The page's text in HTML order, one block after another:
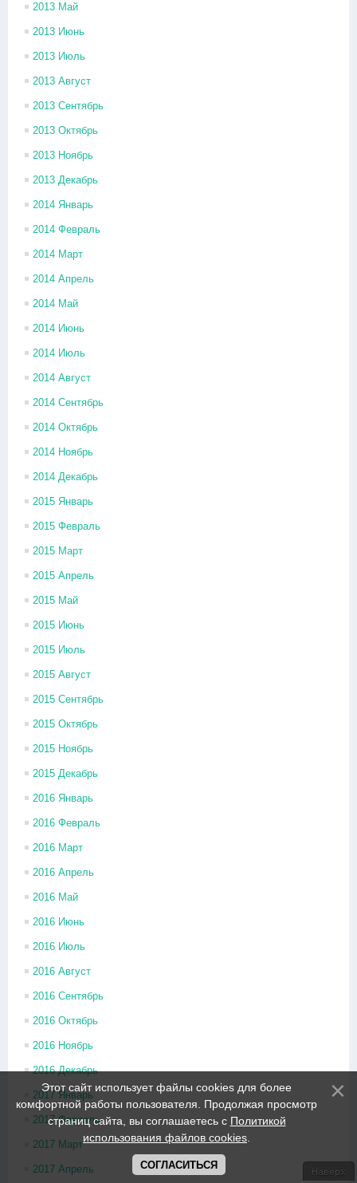
2013 Май
2013 Июнь
2013 Июль
2013 Август
2013 Сентябрь
2013 Октябрь
2013 Ноябрь
2013 Декабрь
2014 Январь
2014 Февраль
2014 Март
2014 Апрель
2014 Май
2014 Июнь
2014 Июль
2014 Август
2014 Сентябрь
2014 Октябрь
2014 Ноябрь
2014 Декабрь
2015 Январь
2015 Февраль
2015 Март
2015 Апрель
2015 Май
2015 Июнь
2015 Июль
2015 Август
2015 Сентябрь
2015 Октябрь
2015 Ноябрь
2015 Декабрь
2016 Январь
2016 Февраль
2016 Март
2016 Апрель
2016 Май
2016 Июнь
2016 Июль
2016 Август
2016 Сентябрь
2016 Октябрь
2016 Ноябрь
2016 Декабрь
2017 Январь
2017 Февраль
2017 Март
2017 Апрель
Этот сайт использует файлы cookies для более
комфортной работы пользователя. Продолжая просмотр
страниц сайта, вы соглашаетесь с Политикой
использования файлов cookies
СОГЛАСИТЬСЯ